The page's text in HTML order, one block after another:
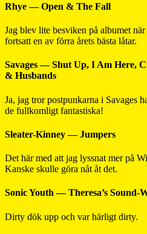
Rhye — Open & The Fall
Jag blev lite besviken på albumet
fortsatt en av förra årets bästa låtar.
Savages — Shut Up, I Am Here,
& Husbands
Ja, jag tror postpunkarna i Savages
de fullkomligt fantastiska!
Sleater-Kinney — Jumpers
Det här med att jag lyssnat mer på
Kanske skulle göra nåt åt det.
Sonic Youth — Theresa’s Sound-
Dirty dök upp och var härligt dirty.